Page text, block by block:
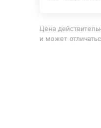
Цена
и может